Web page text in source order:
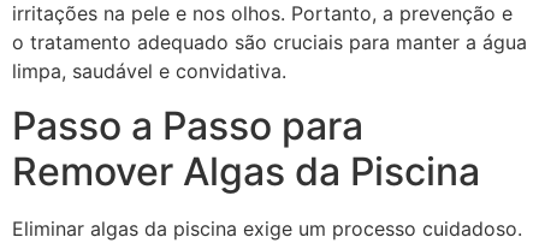
irritações na pele e nos olhos. Portanto, a prevenção e
o tratamento adequado são cruciais para manter a água
limpa, saudável e convidativa.
Passo a Passo para
Remover Algas da Piscina
Eliminar algas da piscina exige um processo cuidadoso.